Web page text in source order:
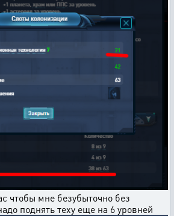
чтобы мне безубыточно без
поднять теху еще на 6 уровней